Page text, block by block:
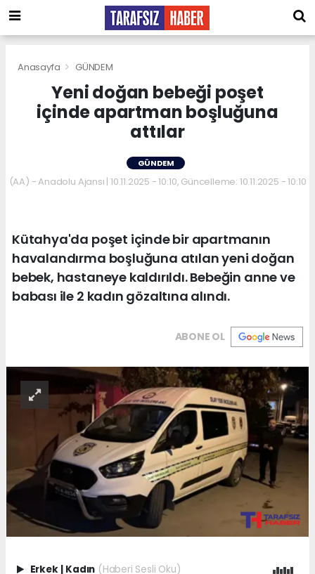
Anasayfa GÜNDEM
Yeni doğan bebeği poşet
içinde apartman boşluğuna
attılar
GÜNDEM
(AA) - Anadolu Ajansı | 10.11.2025 - 10:10, Güncelleme: 10.11.2025 - 10:10
Kütahya'da poşet içinde bir apartmanın
havalandırma boşluğuna atılan yeni doğan
bebek, hastaneye kaldırıldı. Bebeğin anne ve
babası ile 2 kadın gözaltına alındı.
ABONE OL
Erkek | Kadın (Haberi Sesli Oku)